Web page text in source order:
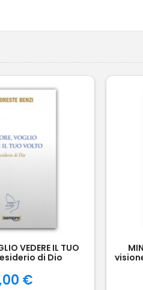
VEDERE IL TUO
di Dio
€